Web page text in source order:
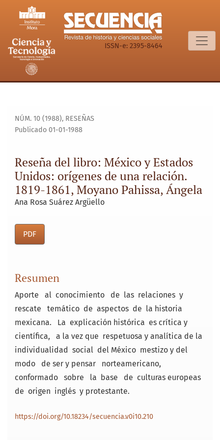
Reseña del libro: México y Estados Unidos: orígenes de
ISSN-e: 2395-8464
NÚM. 10 (1988), RESEÑAS
Reseña del libro: México y Estados
Unidos: orígenes de una relación.
1819-1861, Moyano Pahissa, Ángela
Publicado 01-01-1988
Ana Rosa Suárez Argüello
PDF
Resumen
Aporte al conocimiento de las relaciones y
rescate temático de aspectos de la historia
mexicana. La explicación histórica es crítica y
científica, a la vez que respetuosa y analítica de la
individualidad social del México mestizo y del
modo de ser y pensar norteamericano,
conformado sobre la base de culturas europeas
de origen inglés y protestante.
https://doi.org/10.18234/secuencia.v0i10.210